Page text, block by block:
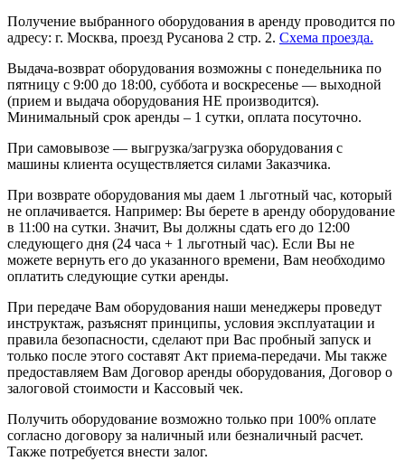
Получение выбранного оборудования в аренду проводится по
адресу: г. Москва, проезд Русанова 2 стр. 2. Схема проезда.
Выдача-возврат оборудования возможны с понедельника по
пятницу с 9:00 до 18:00, суббота и воскресенье — выходной
(прием и выдача оборудования НЕ производится).
Минимальный срок аренды – 1 сутки, оплата посуточно.
При самовывозе — выгрузка/загрузка оборудования с
машины клиента осуществляется силами Заказчика.
При возврате оборудования мы даем 1 льготный час, который
не оплачивается. Например: Вы берете в аренду оборудование
в 11:00 на сутки. Значит, Вы должны сдать его до 12:00
следующего дня (24 часа + 1 льготный час). Если Вы не
можете вернуть его до указанного времени, Вам необходимо
оплатить следующие сутки аренды.
При передаче Вам оборудования наши менеджеры проведут
инструктаж, разъяснят принципы, условия эксплуатации и
правила безопасности, сделают при Вас пробный запуск и
только после этого составят Акт приема-передачи. Мы также
предоставляем Вам Договор аренды оборудования, Договор о
залоговой стоимости и Кассовый чек.
Получить оборудование возможно только при 100% оплате
согласно договору за наличный или безналичный расчет.
Также потребуется внести залог.